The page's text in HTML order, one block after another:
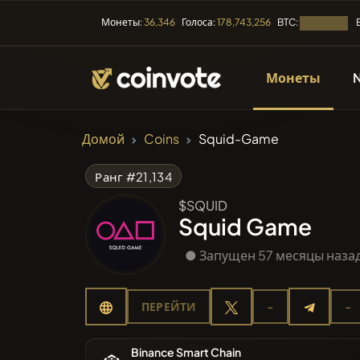
Монеты:36,346 Голоса:178,743,256 BTC:
Монеты
Тренды
Домой Coins Squid-Game
Ранг #21,134
$SQUID
Squid Game
● Запущен 57 месяцы
ПЕРЕЙТИ - -
Binance Smart Chain